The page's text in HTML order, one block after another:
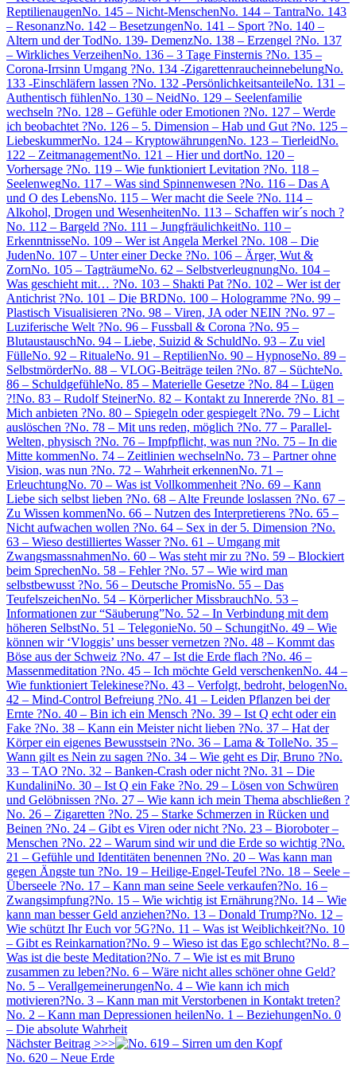
ReptilienaugenNo. 145 – Nicht-MenschenNo. 144 – TantraNo. 143
– ResonanzNo. 142 – BesetzungenNo. 141 – Sport ?No. 140 –
Altern und der TodNo. 139- DemenzNo. 138 – Erzengel ?No. 137
– Wirkliches VerzeihenNo. 136 – 3 Tage Finsternis ?No. 135 –
Corona-Irrsinn Umgang ?No. 134 -ZigarettenraucheinnebelungNo.
133 -Einschläfern lassen ?No. 132 -PersönlichkeitsanteileNo. 131 –
Authentisch fühlenNo. 130 – NeidNo. 129 – Seelenfamilie
wechseln ?No. 128 – Gefühle oder Emotionen ?No. 127 – Werde
ich beobachtet ?No. 126 – 5. Dimension – Hab und Gut ?No. 125 –
LiebeskummerNo. 124 – KryptowährungenNo. 123 – TierleidNo.
122 – ZeitmanagementNo. 121 – Hier und dortNo. 120 –
Vorhersage ?No. 119 – Wie funktioniert Levitation ?No. 118 –
SeelenwegNo. 117 – Was sind Spinnenwesen ?No. 116 – Das A
und O des LebensNo. 115 – Wer macht die Seele ?No. 114 –
Alkohol, Drogen und WesenheitenNo. 113 – Schaffen wir´s noch ?
No. 112 – Bargeld ?No. 111 – JungfräulichkeitNo. 110 –
ErkenntnisseNo. 109 – Wer ist Angela Merkel ?No. 108 – Die
JudenNo. 107 – Unter einer Decke ?No. 106 – Ärger, Wut &
ZornNo. 105 – TagträumeNo. 62 – SelbstverleugnungNo. 104 –
Was geschieht mit… ?No. 103 – Shakti Pat ?No. 102 – Wer ist der
Antichrist ?No. 101 – Die BRDNo. 100 – Hologramme ?No. 99 –
Plastisch Visualisieren ?No. 98 – Viren, JA oder NEIN ?No. 97 –
Luziferische Welt ?No. 96 – Fussball & Corona ?No. 95 –
BlutaustauschNo. 94 – Liebe, Suizid & SchuldNo. 93 – Zu viel
FülleNo. 92 – RitualeNo. 91 – ReptilienNo. 90 – HypnoseNo. 89 –
SelbstmörderNo. 88 – VLOG-Beiträge teilen ?No. 87 – SüchteNo.
86 – SchuldgefühleNo. 85 – Materielle Gesetze ?No. 84 – Lügen
?!No. 83 – Rudolf SteinerNo. 82 – Kontakt zu Innererde ?No. 81 –
Mich anbieten ?No. 80 – Spiegeln oder gespiegelt ?No. 79 – Licht
auslöschen ?No. 78 – Mit uns reden, möglich ?No. 77 – Parallel-
Welten, physisch ?No. 76 – Impfpflicht, was nun ?No. 75 – In die
Mitte kommenNo. 74 – Zeitlinien wechselnNo. 73 – Partner ohne
Vision, was nun ?No. 72 – Wahrheit erkennenNo. 71 –
ErleuchtungNo. 70 – Was ist Vollkommenheit ?No. 69 – Kann
Liebe sich selbst lieben ?No. 68 – Alte Freunde loslassen ?No. 67 –
Zu Wissen kommenNo. 66 – Nutzen des Interpretierens ?No. 65 –
Nicht aufwachen wollen ?No. 64 – Sex in der 5. Dimension ?No.
63 – Wieso destilliertes Wasser ?No. 61 – Umgang mit
ZwangsmassnahmenNo. 60 – Was steht mir zu ?No. 59 – Blockiert
beim SprechenNo. 58 – Fehler ?No. 57 – Wie wird man
selbstbewusst ?No. 56 – Deutsche PromisNo. 55 – Das
TeufelszeichenNo. 54 – Körperlicher MissbrauchNo. 53 –
Informationen zur “Säuberung”No. 52 – In Verbindung mit dem
höheren SelbstNo. 51 – TelegonieNo. 50 – SchungitNo. 49 – Wie
können wir ‘Vloggis’ uns besser vernetzen ?No. 48 – Kommt das
Böse aus der Schweiz ?No. 47 – Ist die Erde flach ?No. 46 –
Massenmeditation ?No. 45 – Ich möchte Geld verschenkenNo. 44 –
Wie funktioniert Telekinese?No. 43 – Verfolgt, bedroht, belogenNo.
42 – Mind-Control Befreiung ?No. 41 – Leiden Pflanzen bei der
Ernte ?No. 40 – Bin ich ein Mensch ?No. 39 – Ist Q echt oder ein
Fake ?No. 38 – Kann ein Meister nicht lieben ?No. 37 – Hat der
Körper ein eigenes Bewusstsein ?No. 36 – Lama & TolleNo. 35 –
Wann gilt es Nein zu sagen ?No. 34 – Wie geht es Dir, Bruno ?No.
33 – TAO ?No. 32 – Banken-Crash oder nicht ?No. 31 – Die
KundaliniNo. 30 – Ist Q ein Fake ?No. 29 – Lösen von Schwüren
und Gelöbnissen ?No. 27 – Wie kann ich mein Thema abschließen ?
No. 26 – Zigaretten ?No. 25 – Starke Schmerzen in Rücken und
Beinen ?No. 24 – Gibt es Viren oder nicht ?No. 23 – Bioroboter –
Menschen ?No. 22 – Warum sind wir und die Erde so wichtig ?No.
21 – Gefühle und Identitäten benennen ?No. 20 – Was kann man
gegen Ängste tun ?No. 19 – Heilige-Engel-Teufel ?No. 18 – Seele –
Überseele ?No. 17 – Kann man seine Seele verkaufen?No. 16 –
Zwangsimpfung?No. 15 – Wie wichtig ist Ernährung?No. 14 – Wie
kann man besser Geld anziehen?No. 13 – Donald Trump?No. 12 –
Wie schützt Ihr Euch vor 5G?No. 11 – Was ist Weiblichkeit?No. 10
– Gibt es Reinkarnation?No. 9 – Wieso ist das Ego schlecht?No. 8 –
Was ist die beste Meditation?No. 7 – Wie ist es mit Bruno
zusammen zu leben?No. 6 – Wäre nicht alles schöner ohne Geld?
No. 5 – VerallgemeinerungenNo. 4 – Wie kann ich mich
motivieren?No. 3 – Kann man mit Verstorbenen in Kontakt treten?
No. 2 – Kann man Depressionen heilenNo. 1 – BeziehungenNo. 0
– Die absolute Wahrheit
Nächster Beitrag >>>
No. 620 – Neue Erde